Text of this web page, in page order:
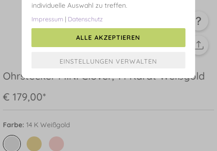
Ohrstecker MINI Clover, 14 Karat Weißgold
€ 179,00*
Farbe: 14 K Weißgold
individuelle Auswahl zu treffen.
Impressum | Datenschutz
ALLE AKZEPTIEREN